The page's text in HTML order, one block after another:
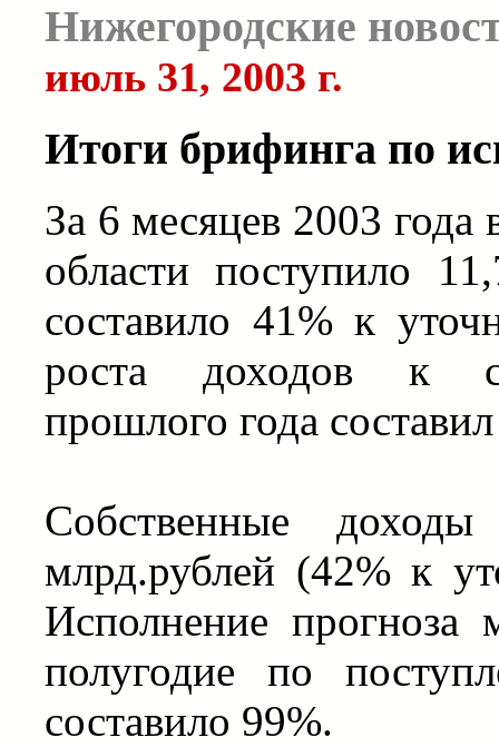
Нижегородские
июль 31, 2003 г.
Итоги брифинга по
За 6 месяцев 2003
области поступило
составило 41% к
роста доходов к
прошлого года
Собственные
млрд.рублей (42% к
Исполнение прогноза
полугодие по
составило 99%.